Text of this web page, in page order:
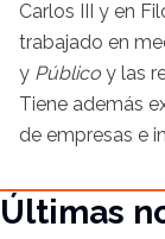
Carlos III y en
trabajado en
y Público y las
Tiene además
de empresas e
Últimas